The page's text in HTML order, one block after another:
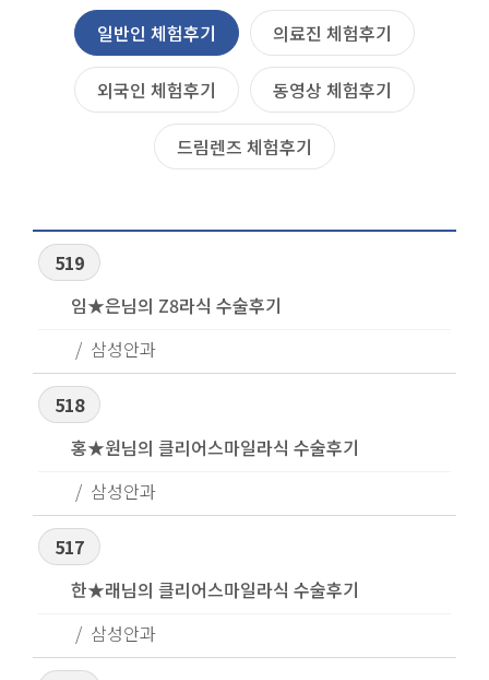
일반인 체험후기 의료진 체험후기
외국인 체험후기 동영상 체험후기
드림렌즈 체험후기
519
임★은님의 Z8라식 수술후기
삼성안과
518
홍★원님의 클리어스마일라식 수술후기
삼성안과
517
한★래님의 클리어스마일라식 수술후기
삼성안과